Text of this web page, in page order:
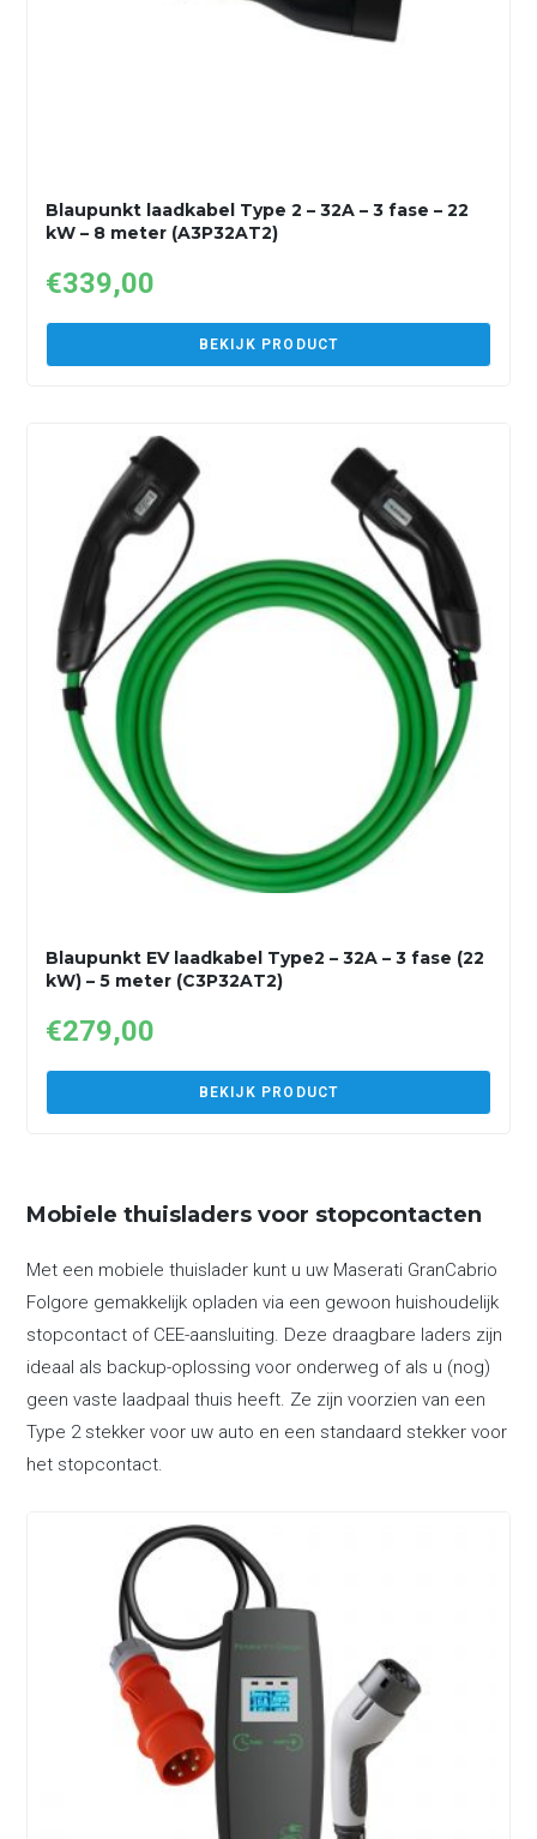
Blaupunkt laadkabel Type 2 – 32A – 3 fase – 22
kW – 8 meter (A3P32AT2)
€339,00
BEKIJK PRODUCT
Blaupunkt EV laadkabel Type2 – 32A – 3 fase (22
kW) – 5 meter (C3P32AT2)
€279,00
BEKIJK PRODUCT
Mobiele thuisladers voor stopcontacten
Met een mobiele thuislader kunt u uw Maserati GranCabrio
Folgore gemakkelijk opladen via een gewoon huishoudelijk
stopcontact of CEE-aansluiting. Deze draagbare laders zijn
ideaal als backup-oplossing voor onderweg of als u (nog)
geen vaste laadpaal thuis heeft. Ze zijn voorzien van een
Type 2 stekker voor uw auto en een standaard stekker voor
het stopcontact.